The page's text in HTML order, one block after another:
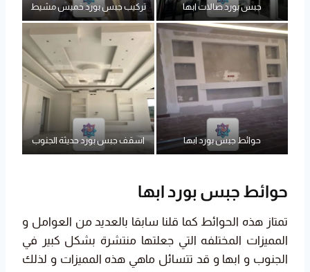
جبس بورد صالات ابها تركيب جبس بورد خميس مشيط
حوائط جبس بورد ابها اسقف جبس بورد حديثة الجنوب
حوائط جبس بورد ابها
تمتاز هذه الحوائط كما قلنا سابقا بالعديد من العوامل و
المميزات المختلفه التي جعلتها منتشرة بشكل كبير في
الجنوب و ابها و قد تتسائل ماهي هذه المميزات و لذلك